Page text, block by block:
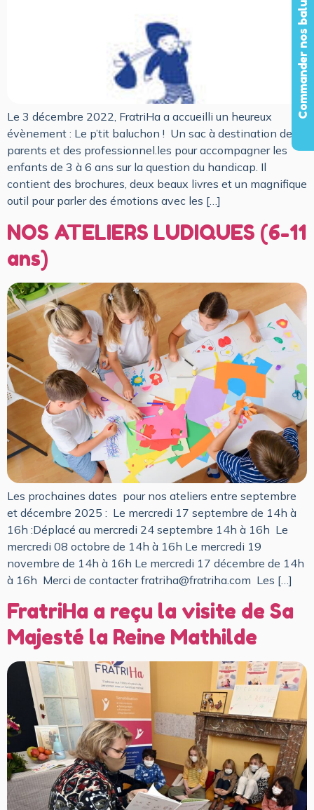
Le 3 décembre 2022, FratriHa a accueilli un heureux
évènement : Le p’tit baluchon ! Un sac à destination des
parents et des professionnel.les pour accompagner les
enfants de 3 à 6 ans sur la question du handicap. Il
contient des brochures, deux beaux livres et un magnifique
outil pour parler des émotions avec les […]
NOS ATELIERS LUDIQUES (6-11
ans)
Les prochaines dates pour nos ateliers entre septembre
et décembre 2025 : Le mercredi 17 septembre de 14h à
16h :Déplacé au mercredi 24 septembre 14h à 16h Le
mercredi 08 octobre de 14h à 16h Le mercredi 19
novembre de 14h à 16h ​Le mercredi 17 décembre de 14h
à 16h ​​ Merci de contacter fratriha@fratriha.com Les […]
FratriHa a reçu la visite de Sa
Majesté la Reine Mathilde
Commander nos baluchons